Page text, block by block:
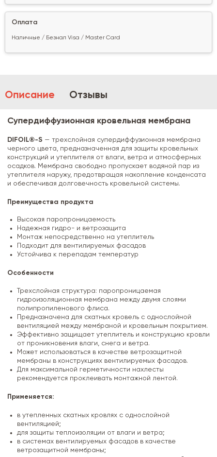
Оплата
Наличные / Безнал Visa / Master Card
Описание Отзывы
Супердиффузионная кровельная мембрана
DIFOIL®-S — трехслойная супердиффузионная мембрана
черного цвета, предназначенная для защиты кровельных
конструкций и утеплителя от влаги, ветра и атмосферных
осадков. Мембрана свободно пропускает водяной пар из
утеплителя наружу, предотвращая накопление конденсата
и обеспечивая долговечность кровельной системы.
Преимущества продукта
Высокая паропроницаемость
Надежная гидро- и ветрозащита
Монтаж непосредственно на утеплитель
Подходит для вентилируемых фасадов
Устойчива к перепадам температур
Особенности
Трехслойная структура: паропроницаемая
гидроизоляционная мембрана между двумя слоями
полипропиленового флиса.
Предназначена для скатных кровель с однослойной
вентиляцией между мембраной и кровельным покрытием.
Эффективно защищает утеплитель и конструкцию кровли
от проникновения влаги, снега и ветра.
Может использоваться в качестве ветрозащитной
мембраны в конструкциях вентилируемых фасадов.
Для максимальной герметичности нахлесты
рекомендуется проклеивать монтажной лентой.
Применяется:
в утепленных скатных кровлях с однослойной
вентиляцией;
для защиты теплоизоляции от влаги и ветра;
в системах вентилируемых фасадов в качестве
ветрозащитной мембраны;